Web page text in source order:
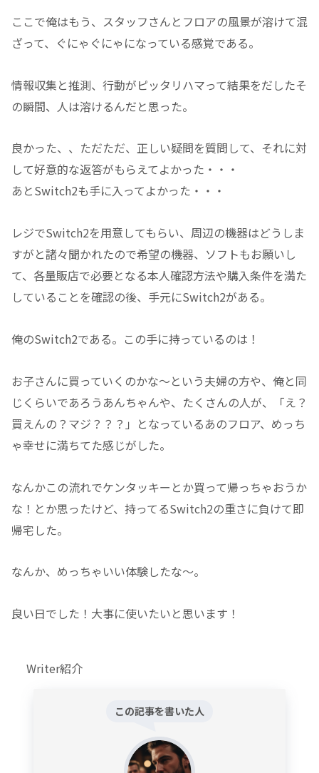
ここで俺はもう、スタッフさんとフロアの風景が溶けて混
ざって、ぐにゃぐにゃになっている感覚である。
情報収集と推測、行動がピッタリハマって結果をだしたそ
の瞬間、人は溶けるんだと思った。
良かった、、ただただ、正しい疑問を質問して、それに対
して好意的な返答がもらえてよかった・・・
あとSwitch2も手に入ってよかった・・・
レジでSwitch2を用意してもらい、周辺の機器はどうしま
すがと諸々聞かれたので希望の機器、ソフトもお願いし
て、各量販店で必要となる本人確認方法や購入条件を満た
していることを確認の後、手元にSwitch2がある。
俺のSwitch2である。この手に持っているのは！
お子さんに買っていくのかな～という夫婦の方や、俺と同
じくらいであろうあんちゃんや、たくさんの人が、「え？
買えんの？マジ？？？」となっているあのフロア、めっち
ゃ幸せに満ちてた感じがした。
なんかこの流れでケンタッキーとか買って帰っちゃおうか
な！とか思ったけど、持ってるSwitch2の重さに負けて即
帰宅した。
なんか、めっちゃいい体験したな～。
良い日でした！大事に使いたいと思います！
Writer紹介
この記事を書いた人